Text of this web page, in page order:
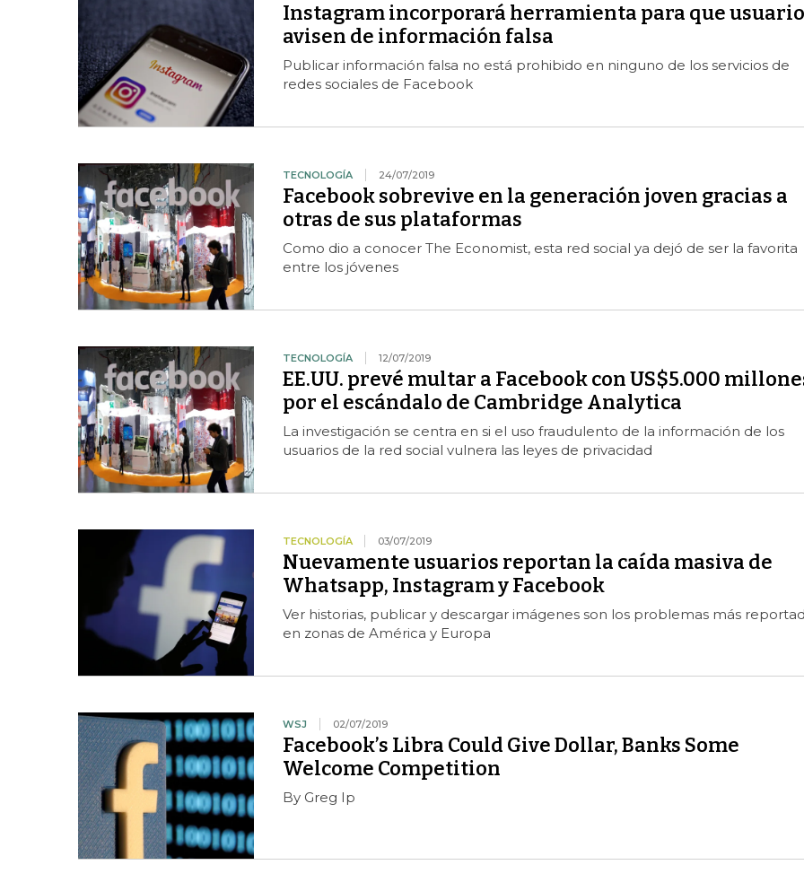
Instagram incorporará herramienta para que
avisen de información falsa
Publicar información falsa no está prohibido en ninguno de los servicios de
redes sociales de Facebook
TECNOLOGÍA 24/07/2019
Facebook sobrevive en la generación joven gracias a
otras de sus plataformas
Como dio a conocer The Economist, esta red social ya dejó de ser la favorita
entre los jóvenes
TECNOLOGÍA 12/07/2019
EE.UU. prevé multar a Facebook con US$5.000
por el escándalo de Cambridge Analytica
La investigación se centra en si el uso fraudulento de la información de los
usuarios de la red social vulnera las leyes de privacidad
TECNOLOGÍA 03/07/2019
Nuevamente usuarios reportan la caída masiva de
Whatsapp, Instagram y Facebook
Ver historias, publicar y descargar imágenes son los problemas más
en zonas de América y Europa
WSJ 02/07/2019
Facebook’s Libra Could Give Dollar, Banks Some
Welcome Competition
By Greg Ip